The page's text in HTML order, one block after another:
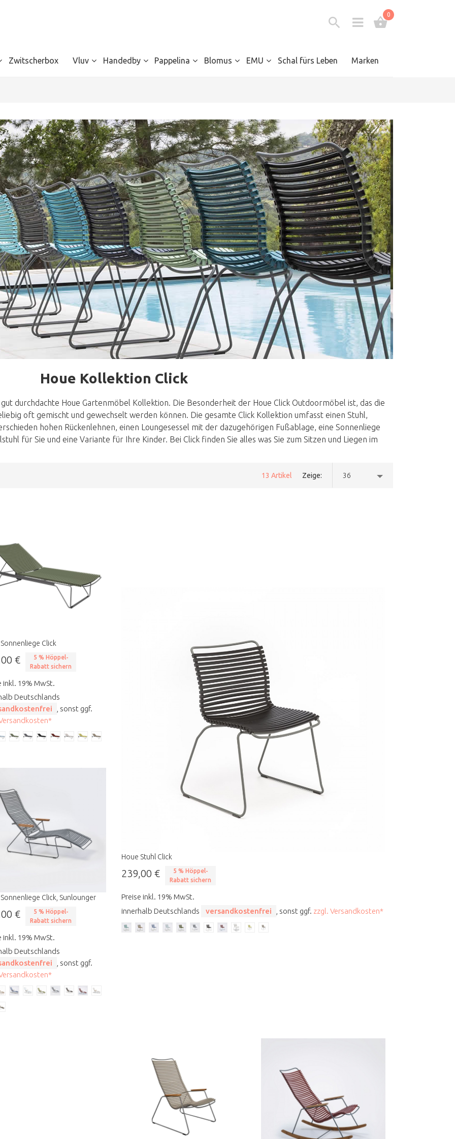
0
Zwitscherbox Vluv Handedby Pappelina Blomus EMU Schal fürs Leben Marken
Houe Kollektion Click
durchdachte Houe Gartenmöbel Kollektion. Die Besonderheit der Houe Click Outdoormöbel ist, das die
oft gemischt und gewechselt werden können. Die gesamte Click Kollektion umfasst einen Stuhl,
hohen Rückenlehnen, einen Loungesessel mit der dazugehörigen Fußablage, eine Sonnenliege
für Sie und eine Variante für Ihre Kinder. Bei Click finden Sie alles was Sie zum Sitzen und Liegen im
13 Artikel Zeige 36
Houe Stuhl Click
239,00 €
5 % Höppel-
Rabatt sichern
Preise inkl. 19% MwSt.
innerhalb Deutschlands
versandkostenfrei , sonst ggf. zzgl. Versandkosten*
Click
€
5 % Höppel-
Rabatt sichern
inkl. 19% MwSt.
Deutschlands
, sonst ggf.
Click, Sunlounger
€
5 % Höppel-
Rabatt sichern
inkl. 19% MwSt.
Deutschlands
, sonst ggf.